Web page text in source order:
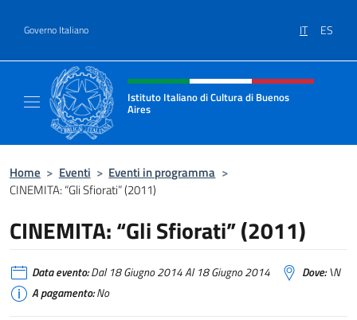
Governo Italiano IT ES
Intestazione sito, social e menù
Istituto Italiano di Cultura di Buenos
Aires
Home > Eventi > Eventi in programma >
CINEMITA: “Gli Sfiorati” (2011)
CINEMITA: “Gli Sfiorati” (2011)
Data evento:Dal 18 Giugno 2014 Al 18 Giugno 2014 Dove:\N
A pagamento:No